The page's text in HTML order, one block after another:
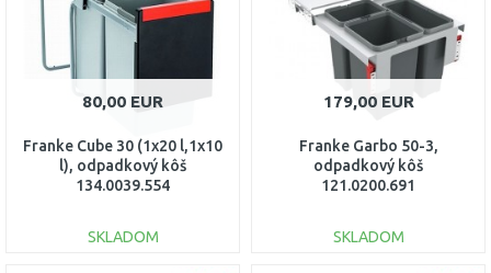
80,00 EUR
Franke Cube 30 (1x20 l,1x10
l), odpadkový kôš
134.0039.554
SKLADOM
179,00 EUR
Franke Garbo 50-3,
odpadkový kôš
121.0200.691
SKLADOM